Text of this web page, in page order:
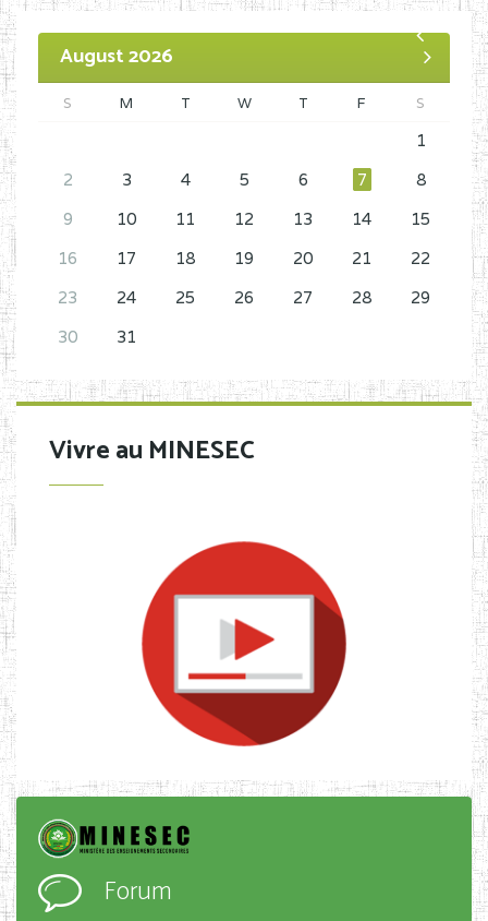
August 2026
S M T W T F S
1
2
3 4 5 6 7
8
9
10 11 12 13 14
15
16
17 18 19 20 21
22
23
24 25 26 27 28
29
30
31
Vivre au MINESEC
Forum